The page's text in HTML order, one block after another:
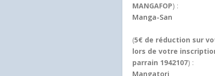
MANGAFOP) :
Manga-San
(5€ de réduction sur
lors de votre
parrain 1942107) :
Mangatori